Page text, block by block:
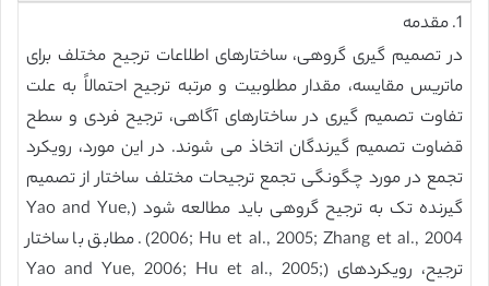
1. مقدمه
در تصمیم گیری گروهی، ساختارهای اطلاعات ترجیح مختلف برای
ماتریس مقایسه، مقدار مطلوبیت و مرتبه ترجیح احتمالاً به علت
تفاوت تصمیم گیری در ساختارهای آگاهی، ترجیح فردی و سطح
قضاوت تصمیم گیرندگان اتخاذ می شوند. در این مورد، رویکرد
تجمع در مورد چگونگی تجمع ترجیحات مختلف ساختار از تصمیم
گیرنده تک به ترجیح گروهی باید مطالعه شود (Yao and Yue,
2006; Hu et al., 2005; Zhang et al., 2004). مطابق با ساختار
ترجیح، رویکردهای (Yao and Yue, 2006; Hu et al., 2005;